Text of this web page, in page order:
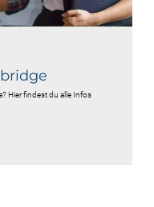
Hier findest du alle Infos